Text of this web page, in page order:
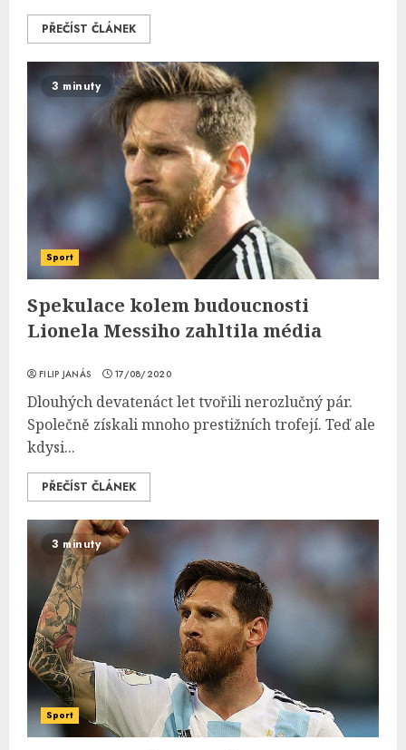
PŘEČÍST ČLÁNEK
3 minuty
Sport
Spekulace kolem budoucnosti
Lionela Messiho zahltila média
FILIP JANÁS 17/08/2020
Dlouhých devatenáct let tvořili nerozlučný pár.
Společně získali mnoho prestižních trofejí. Teď ale
kdysi...
PŘEČÍST ČLÁNEK
3 minuty
Sport